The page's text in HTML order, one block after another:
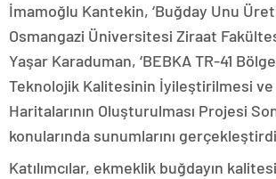
İmamoğlu Kantekin, ‘Buğday Unu
Osmangazi Üniversitesi Ziraat
Yaşar Karaduman, ‘BEBKA TR-41
Teknolojik Kalitesinin İyileştirilmesi
Haritalarının Oluşturulması Projesi
konularında sunumlarını
Katılımcılar, ekmeklik buğdayın